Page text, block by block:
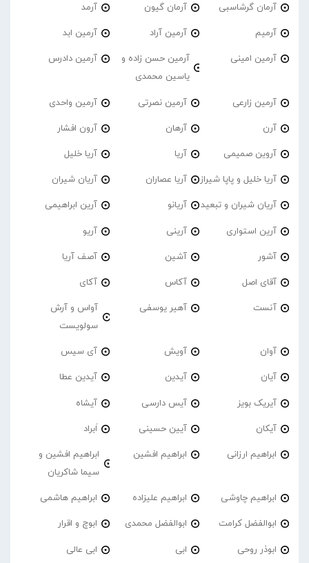
آرمان گرشاسبی آرمان گیون آرمد
آرمیم آرمین آراد آرمین ابد
آرمین امینی
آرمین حسن زاده و
یاسین محمدی
آرمین دادرس
آرمین زارعی آرمین نصرتی آرمین واحدی
آرن آرهان آرون افشار
آروین صمیمی آریا آریا خلیل
آریا خلیل و پاپا شیراز آریا عصاران آریان شیران
آریان شیران و تبعید آریانو آرین ابراهیمی
آرین استواری آرینی آریو
آشور آشین آصف آریا
آقای اصل آکاس آکای
آنست آهیر یوسفی
آواس و آرش
سولویست
آوان آویش آی سیس
آیان آیدین آیدین عطا
آیریک بویز آیس دارسی آیشاه
آیکان آیین حسینی اَبراد
ابراهیم ارزانی ابراهیم افشین
ابراهیم افشین و
سیما شاکریان
ابراهیم چاوشی ابراهیم علیزاده ابراهیم هاشمی
ابوالفضل کرامت ابوالفضل محمدی ابوچ و اقرار
ابوذر روحی ابی ابی عالی